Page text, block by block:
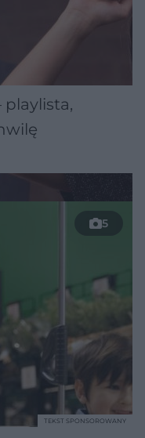
playlista,
5
TEKST SPONSOROWANY